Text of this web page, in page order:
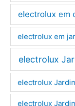
electrolux em
electrolux em
electrolux
electrolux
electrolux